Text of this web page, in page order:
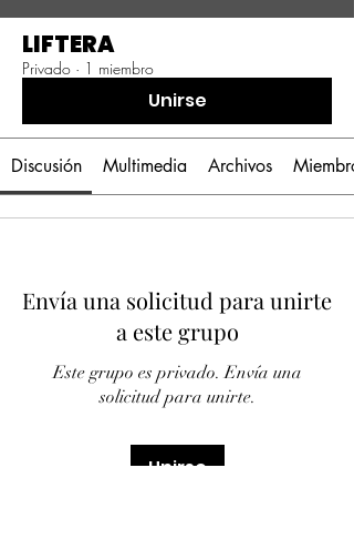
LIFTERA
Privado · 1 miembro
Unirse
Discusión Multimedia Archivos
Envía una solicitud para unirte
a este grupo
Este grupo es privado. Envía una
solicitud para unirte.
Unirse